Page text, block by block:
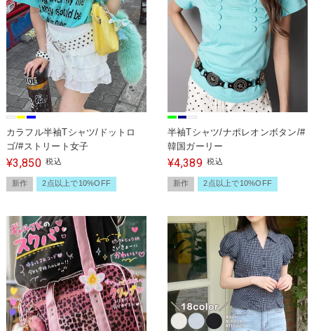
カラフル半袖Tシャツ/ドットロ
ゴ/#ストリート女子
¥3,850 税込
新作 2点以上で10%OFF
半袖Tシャツ/ナポレオンボタン/#
韓国ガーリー
¥4,389 税込
新作 2点以上で10%OFF